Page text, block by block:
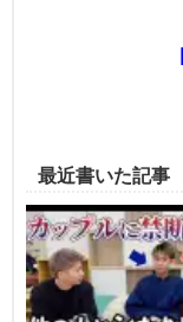
最近書いた記事